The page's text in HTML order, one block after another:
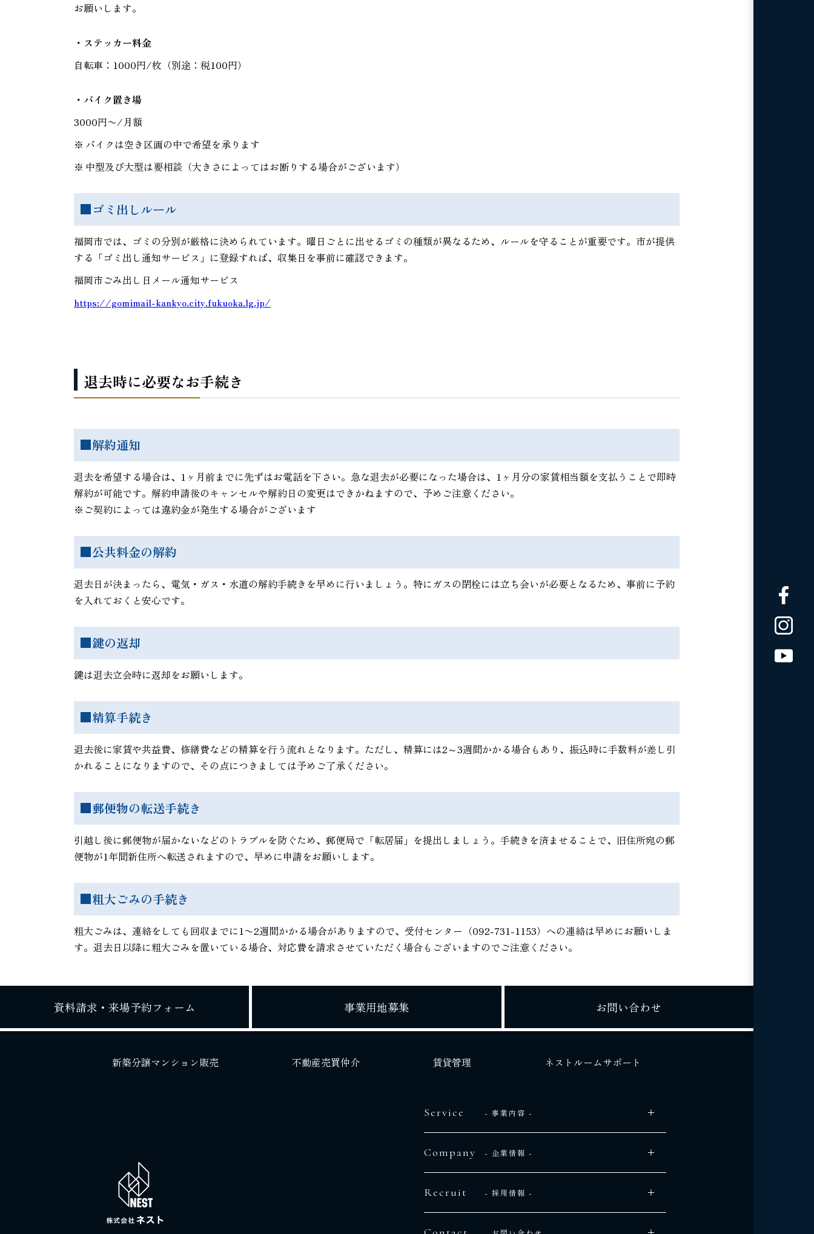
お願いします。
・ステッカー料金
自転車：1000円/枚（別途：税100円）
・バイク置き場
3000円〜/月額
※ バイクは空き区画の中で希望を承ります
※ 中型及び大型は要相談（大きさによってはお断りする場合がございます）
■ゴミ出しルール
福岡市では、ゴミの分別が厳格に決められています。曜日ごとに出せるゴミの種類が異なるため、ルールを守ることが重要です。市が提供
する「ゴミ出し通知サービス」に登録すれば、収集日を事前に確認できます。
福岡市ごみ出し日メール通知サービス
https://gomimail-kankyo.city.fukuoka.lg.jp/
退去時に必要なお手続き
■解約通知
退去を希望する場合は、1ヶ月前までに先ずはお電話を下さい。急な退去が必要になった場合は、1ヶ月分の家賃相当額を支払うことで即時
解約が可能です。解約申請後のキャンセルや解約日の変更はできかねますので、予めご注意ください。
※ご契約によっては違約金が発生する場合がございます
■公共料金の解約
退去日が決まったら、電気・ガス・水道の解約手続きを早めに行いましょう。特にガスの閉栓には立ち会いが必要となるため、事前に予約
を入れておくと安心です。
■鍵の返却
鍵は退去立会時に返却をお願いします。
■精算手続き
退去後に家賃や共益費、修繕費などの精算を行う流れとなります。ただし、精算には2～3週間かかる場合もあり、振込時に手数料が差し引
かれることになりますので、その点につきましては予めご了承ください。
■郵便物の転送手続き
引越し後に郵便物が届かないなどのトラブルを防ぐため、郵便局で「転居届」を提出しましょう。手続きを済ませることで、旧住所宛の郵
便物が1年間新住所へ転送されますので、早めに申請をお願いします。
■粗大ごみの手続き
粗大ごみは、連絡をしても回収までに1〜2週間かかる場合がありますので、受付センター（092-731-1153）への連絡は早めにお願いしま
す。退去日以降に粗大ごみを置いている場合、対応費を請求させていただく場合もございますのでご注意ください。
資料請求・ 来場予約フォーム 事業用地募集 お問い合わせ
新築分譲マンション販売 不動産売買仲介 賃貸管理 ネストルームサポート
Service - 事業内容 -
Company - 企業情報 -
Recruit - 採用情報 -